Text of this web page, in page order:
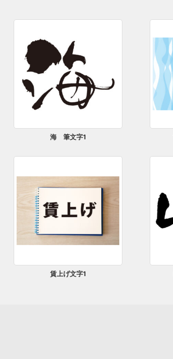
海 筆文字1
賃上げ文字1